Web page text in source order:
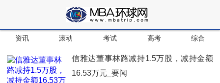
资讯 滚动 考试 高考 综合
信雅达董事林路减持1.5万股，减持金额
16.53万元_要闻